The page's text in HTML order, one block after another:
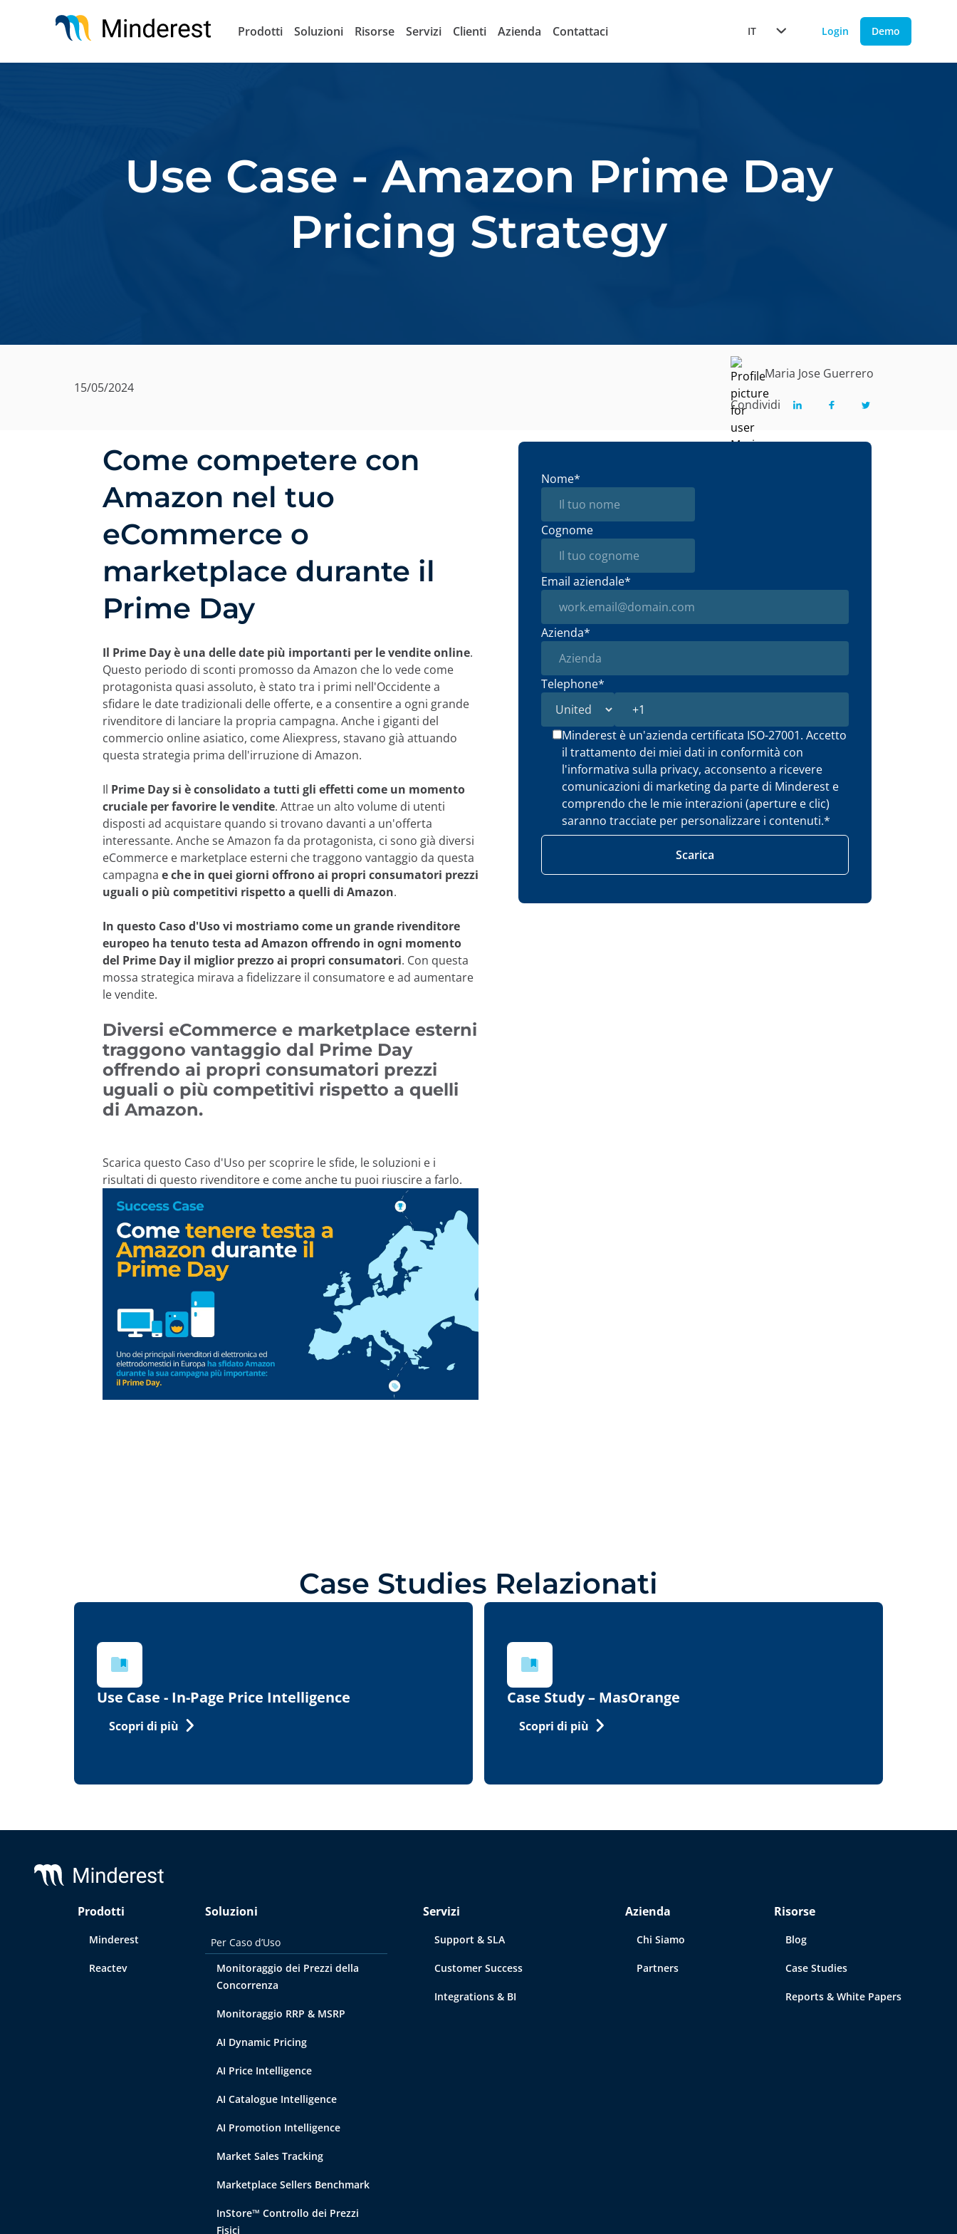
principale
Prodotti Soluzioni Risorse Servizi Clienti Azienda Contattaci IT Login Demo
Use Case - Amazon Prime Day
Pricing Strategy
15/05/2024
Maria Jose Guerrero
Condividi
Come competere con
Amazon nel tuo
eCommerce o
marketplace durante il
Prime Day
Il Prime Day è una delle date più importanti per le vendite online.
Questo periodo di sconti promosso da Amazon che lo vede come
protagonista quasi assoluto, è stato tra i primi nell'Occidente a
sfidare le date tradizionali delle offerte, e a consentire a ogni grande
rivenditore di lanciare la propria campagna. Anche i giganti del
commercio online asiatico, come Aliexpress, stavano già attuando
questa strategia prima dell'irruzione di Amazon.
Il Prime Day si è consolidato a tutti gli effetti come un momento
cruciale per favorire le vendite. Attrae un alto volume di utenti
disposti ad acquistare quando si trovano davanti a un'offerta
interessante. Anche se Amazon fa da protagonista, ci sono già diversi
eCommerce e marketplace esterni che traggono vantaggio da questa
campagna e che in quei giorni offrono ai propri consumatori prezzi
uguali o più competitivi rispetto a quelli di Amazon.
In questo Caso d'Uso vi mostriamo come un grande rivenditore
europeo ha tenuto testa ad Amazon offrendo in ogni momento
del Prime Day il miglior prezzo ai propri consumatori. Con questa
mossa strategica mirava a fidelizzare il consumatore e ad aumentare
le vendite.
Diversi eCommerce e marketplace esterni
traggono vantaggio dal Prime Day
offrendo ai propri consumatori prezzi
uguali o più competitivi rispetto a quelli
di Amazon.
Scarica questo Caso d'Uso per scoprire le sfide, le soluzioni e i
risultati di questo rivenditore e come anche tu puoi riuscire a farlo.
Nome*
Cognome
Email aziendale*
Azienda*
Telephone*
Minderest è un'azienda certificata ISO-27001. Accetto
il trattamento dei miei dati in conformità con
l'informativa sulla privacy, acconsento a ricevere
comunicazioni di marketing da parte di Minderest e
comprendo che le mie interazioni (aperture e clic)
saranno tracciate per personalizzare i contenuti.*
Case Studies Relazionati
Use Case - In-Page Price Intelligence
Scopri di più
Case Study – MasOrange
Scopri di più
Da Minderest, utilizziamo cookie di nostra proprietà e di terze parti e/o tecnologie simili che
memorizzano e registrano informazioni durante la navigazione su Internet. Lo scopo di queste
informazioni può essere molto vario, dal migliorare la tua esperienza sul sito web mostrando
contenuti nella tua lingua o raccomandando altri contenuti di interesse, all'identificazione di te come
utente nell'accesso alle aree private del sito. Può anche essere utilizzato per personalizzare gli
annunci attraverso piattaforme pubblicitarie come
cliccando il pulsante "Accetta", configurarli da "Impostazioni cookie" o rifiutare il loro utilizzo
cliccando il pulsante "Rifiuta". Puoi conoscere i diversi cookie che utilizziamo nella nostra
Informativa Legale, Informativa sulla Privacy e Cookie.
Prodotti
Minderest
Reactev
Soluzioni
Per Caso d’Uso
Monitoraggio dei Prezzi della
Concorrenza
Monitoraggio RRP & MSRP
AI Dynamic Pricing
AI Price Intelligence
AI Catalogue Intelligence
AI Promotion Intelligence
Market Sales Tracking
Marketplace Sellers Benchmark
InStore™ Controllo dei Prezzi
Fisici
Servizi
Support & SLA
Customer Success
Integrations & BI
Azienda
Chi Siamo
Partners
Risorse
Blog
Case Studies
Reports & White Papers